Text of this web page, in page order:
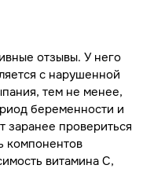
отзывы. У него
с нарушенной
тем не менее,
беременности и
заранее провериться
компонентов
витамина С,